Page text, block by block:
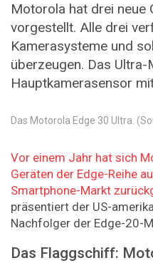
Motorola hat drei neue
vorgestellt. Alle drei
Kamerasysteme und
überzeugen. Das
Hauptkamerasensor
Das Motorola Edge 30 Ultra.
Vor einem Jahr hat sich
Geräten der Edge-Reihe
Smartphone-Markt
präsentiert der US-
Nachfolger der Edge-20-
Das Flaggschiff: